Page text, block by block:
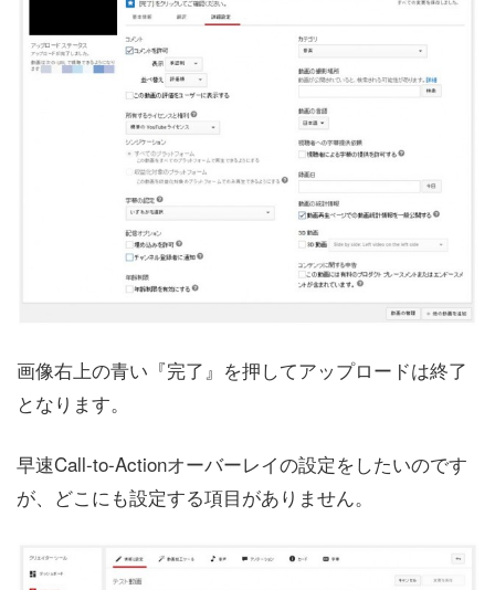
画像右上の青い『完了』を押してアップロードは終了
となります。
早速Call-to-Actionオーバーレイの設定をしたいのです
が、どこにも設定する項目がありません。